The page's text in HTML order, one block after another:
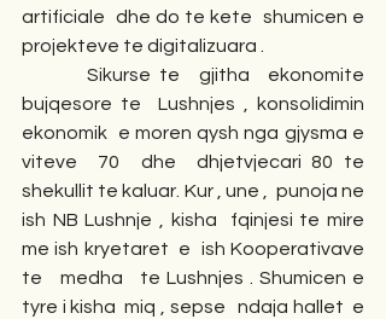
artificiale  dhe do te kete  shumicen e
projekteve te digitalizuara .
bujqesore te  Lushnjes , konsolidimin
ekonomik  e moren qysh nga gjysma e
viteve  70  dhe  dhjetvjecari 80 te
shekullit te kaluar. Kur , une ,  punoja ne
ish NB Lushnje , kisha  fqinjesi te mire
me ish kryetaret  e  ish Kooperativave
te   medha   te Lushnjes . Shumicen e
tyre i kisha  miq , sepse   ndaja hallet  e